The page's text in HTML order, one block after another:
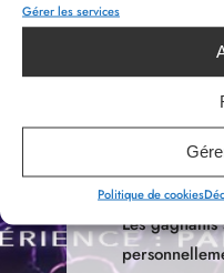
Gérer les services
Politique de cookies
prochains
concours
Les